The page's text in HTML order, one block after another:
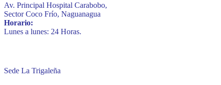
Av. Principal Hospital Carabobo,
Sector Coco Frío, Naguanagua
Horario:
Lunes a lunes: 24 Horas.
Sede La Trigaleña